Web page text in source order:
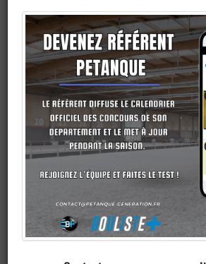
club